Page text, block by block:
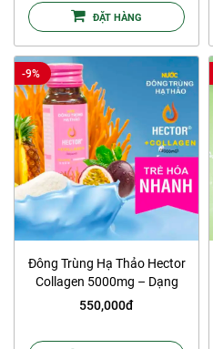
ĐẶT HÀNG
-9%
Đông Trùng Hạ Thảo Hector
Collagen 5000mg – Dạng
Lỏng
550,000đ